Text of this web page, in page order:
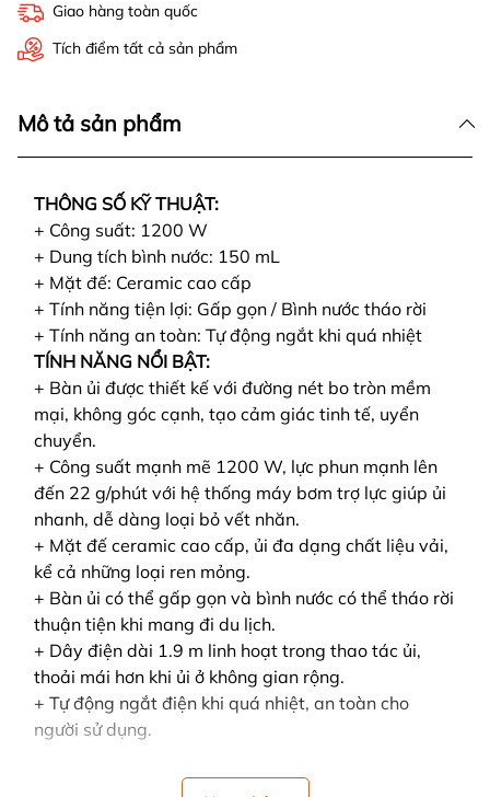
Giao hàng toàn quốc
Tích điểm tất cả sản phẩm
Mô tả sản phẩm
THÔNG SỐ KỸ THUẬT:
+ Công suất: 1200 W
+ Dung tích bình nước: 150 mL
+ Mặt đế: Ceramic cao cấp
+ Tính năng tiện lợi: Gấp gọn / Bình nước tháo rời
+ Tính năng an toàn: Tự động ngắt khi quá nhiệt
TÍNH NĂNG NỔI BẬT:
+ Bàn ủi được thiết kế với đường nét bo tròn mềm
mại, không góc cạnh, tạo cảm giác tinh tế, uyển
chuyển.
+ Công suất mạnh mẽ 1200 W, lực phun mạnh lên
đến 22 g/phút với hệ thống máy bơm trợ lực giúp ủi
nhanh, dễ dàng loại bỏ vết nhăn.
+ Mặt đế ceramic cao cấp, ủi đa dạng chất liệu vải,
kể cả những loại ren mỏng.
+ Bàn ủi có thể gấp gọn và bình nước có thể tháo rời
thuận tiện khi mang đi du lịch.
+ Dây điện dài 1.9 m linh hoạt trong thao tác ủi,
thoải mái hơn khi ủi ở không gian rộng.
+ Tự động ngắt điện khi quá nhiệt, an toàn cho
người sử dụng.